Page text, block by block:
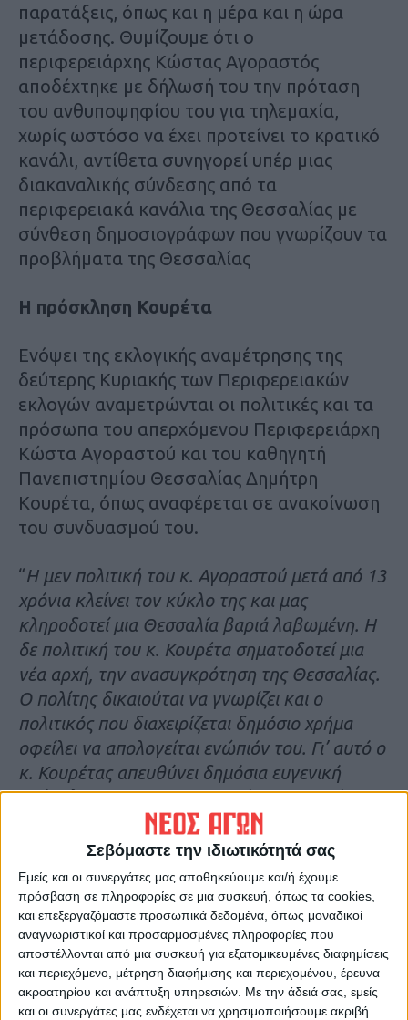
Σεβόμαστε την ιδιωτικότητά σας
Εμείς και οι συνεργάτες μας αποθηκεύουμε και/ή έχουμε
πρόσβαση σε πληροφορίες σε μια συσκευή, όπως τα cookies,
και επεξεργαζόμαστε προσωπικά δεδομένα, όπως μοναδικοί
αναγνωριστικοί και προσαρμοσμένες πληροφορίες που
αποστέλλονται από μια συσκευή για εξατομικευμένες διαφημίσεις
και περιεχόμενο, μέτρηση διαφήμισης και περιεχομένου, έρευνα
ακροατηρίου και ανάπτυξη υπηρεσιών. Με την άδειά σας, εμείς
και οι συνεργάτες μας ενδέχεται να χρησιμοποιήσουμε ακριβή
παρατάξεις, όπως και η μέρα και η ώρα
μετάδοσης. Θυμίζουμε ότι ο
περιφερειάρχης Κώστας Αγοραστός
αποδέχτηκε με δήλωσή του την πρόταση
του ανθυποψηφίου του για τηλεμαχία,
χωρίς ωστόσο να έχει προτείνει το κρατικό
κανάλι, αντίθετα συνηγορεί υπέρ μιας
διακαναλικής σύνδεσης από τα
περιφερειακά κανάλια της Θεσσαλίας με
σύνθεση δημοσιογράφων που γνωρίζουν τα
προβλήματα της Θεσσαλίας
H πρόσκληση Κουρέτα
Ενόψει της εκλογικής αναμέτρησης της
δεύτερης Κυριακής των Περιφερειακών
εκλογών αναμετρώνται οι πολιτικές και τα
πρόσωπα του απερχόμενου Περιφερειάρχη
Κώστα Αγοραστού και του καθηγητή
Πανεπιστημίου Θεσσαλίας Δημήτρη
Κουρέτα, όπως αναφέρεται σε ανακοίνωση
του συνδυασμού του.
“Η μεν πολιτική του κ. Αγοραστού μετά από 13
χρόνια κλείνει τον κύκλο της και μας
κληροδοτεί μια Θεσσαλία βαριά λαβωμένη. Η
δε πολιτική του κ. Κουρέτα σηματοδοτεί μια
νέα αρχή, την ανασυγκρότηση της Θεσσαλίας.
Ο πολίτης δικαιούται να γνωρίζει και ο
πολιτικός που διαχειρίζεται δημόσιο χρήμα
οφείλει να απολογείται ενώπιόν του. Γι’ αυτό ο
κ. Κουρέτας απευθύνει δημόσια ευγενική
πρόσκληση στον κ. Αγοραστό για μια ακόμη
φορά, για δημόσιο διάλογο. Σε όποιο μέσο, με
όποια δημοσιογραφική σύνθεση, και σε τόπο
και χρόνο που εκείνος επιλέξει.
Προσερχόμενος ο πολίτης για δεύτερη Κυριακή
στις κάλπες οφείλει να είναι ενημερωμένος για
ό,τι έχει συμβεί, καθώς και για τα
προγράμματα που αφορούν το μεγάλο έργο
της ΑΝΑΣΥΓΚΡΟΤΗΣΗΣ της Θεσσαλίας“.